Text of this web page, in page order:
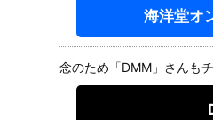
海洋堂オ
念のため「DMM」さんもチ
ム・トイ】20
26年1月発売
予定♪